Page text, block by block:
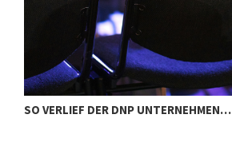
SO VERLIEF DER DNP UNTERNEHMEN…